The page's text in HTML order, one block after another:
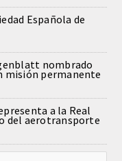
Española de
nombrado
misión permanente
a la Real
del aerotransporte